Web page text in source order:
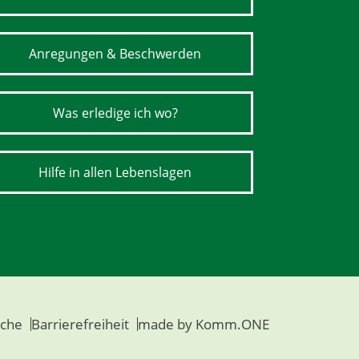
Anregungen & Beschwerden
Was erledige ich wo?
Hilfe in allen Lebenslagen
Barrierefreiheit made by Komm.ONE